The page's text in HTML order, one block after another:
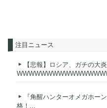
注目ニュース
【悲報】ロシア、ガチの大
『角醒ハンターオメガホー
格！...